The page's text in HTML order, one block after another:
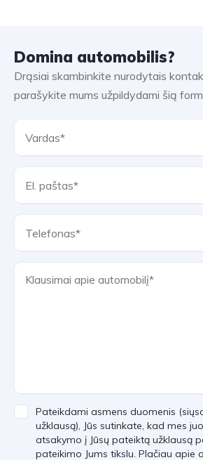
Domina automobilis?
Drąsiai skambinkite nurodytais
parašykite mums užpildydami šią
Pateikdami asmens duomenis
užklausą), Jūs sutinkate, kad mes
atsakymo į Jūsų pateiktą užklausą
pateikimo Jums tikslu. Plačiau apie